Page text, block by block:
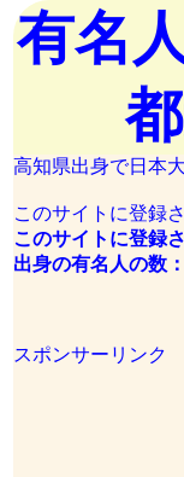
有名
高知県出身で日本
このサイトに登録
このサイトに登録
出身の有名人の数
スポンサーリンク